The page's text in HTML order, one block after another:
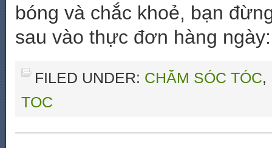
bóng và chắc khoẻ, bạn
sau vào thực đơn hàng ngày:
FILED UNDER: CHĂM SÓC TÓC,
TOC